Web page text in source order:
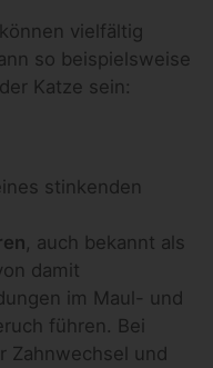
vielfältig
so beispielsweise
Katze sein:
stinkenden
, auch bekannt als
damit
im Maul- und
führen. Bei
Zahnwechsel und